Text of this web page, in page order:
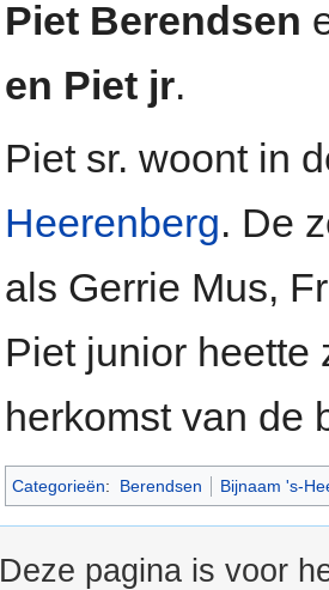
Piet Berendsen
en Piet jr.
Piet sr. woont in
Heerenberg. De
als Gerrie Mus,
Piet junior heette
herkomst van de
Categorieën: Berendsen Bijnaam 's-
Deze pagina is voor